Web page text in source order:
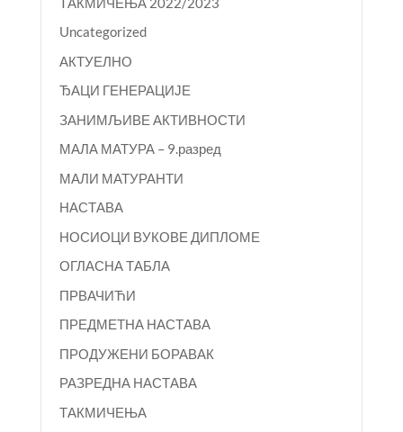
Uncategorized
АКТУЕЛНО
ЂАЦИ ГЕНЕРАЦИЈЕ
ЗАНИМЉИВЕ АКТИВНОСТИ
МАЛА МАТУРА – 9.разред
МАЛИ МАТУРАНТИ
НАСТАВА
НОСИОЦИ ВУКОВЕ ДИПЛОМЕ
ОГЛАСНА ТАБЛА
ПРВАЧИЋИ
ПРЕДМЕТНА НАСТАВА
ПРОДУЖЕНИ БОРАВАК
РАЗРЕДНА НАСТАВА
ТАКМИЧЕЊА